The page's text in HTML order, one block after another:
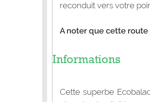
reconduit vers votre
A noter que cette
Informations
Cette superbe